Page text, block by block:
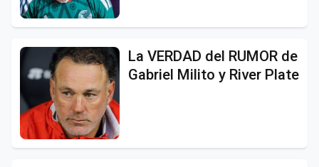
La VERDAD del RUMOR de
Gabriel Milito y River Plate